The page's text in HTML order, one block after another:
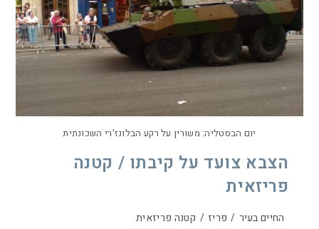
יום הבסטליה: משורין על רקע הבלונז'רי השכונתית
הצבא צועד על קיבתו / קטנה
פריזאית
החיים בעיר / פריז / קטנה פריזאית